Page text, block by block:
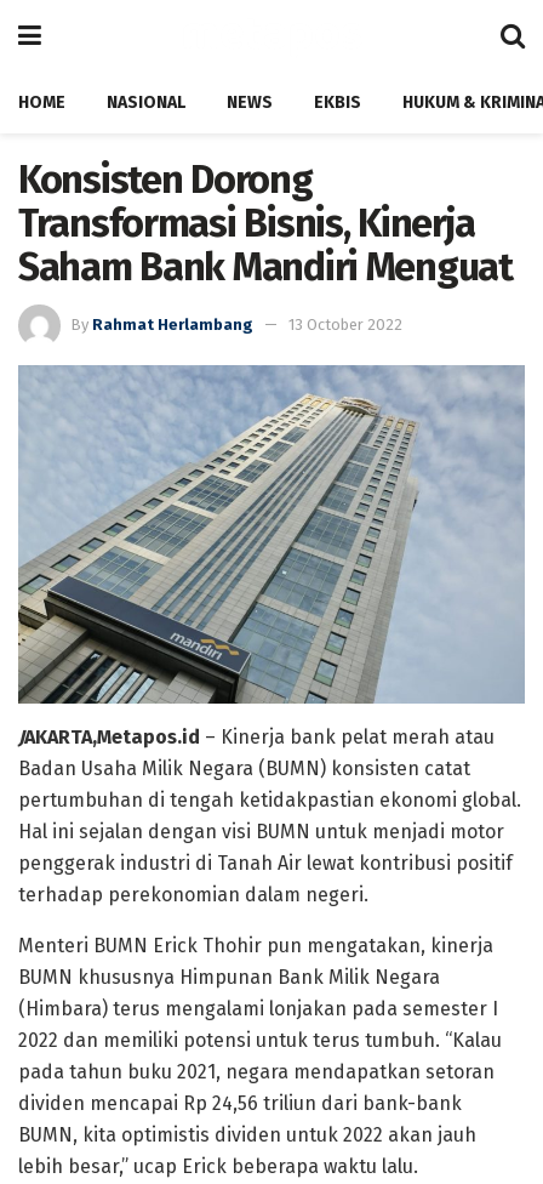
HOME NASIONAL NEWS EKBIS HUKUM &
Konsisten Dorong
Transformasi Bisnis, Kinerja
Saham Bank Mandiri Menguat
By Rahmat Herlambang 13 October 2022
JAKARTA,Metapos.id – Kinerja bank pelat merah atau
Badan Usaha Milik Negara (BUMN) konsisten catat
pertumbuhan di tengah ketidakpastian ekonomi global.
Hal ini sejalan dengan visi BUMN untuk menjadi motor
penggerak industri di Tanah Air lewat kontribusi positif
terhadap perekonomian dalam negeri.
Menteri BUMN Erick Thohir pun mengatakan, kinerja
BUMN khususnya Himpunan Bank Milik Negara
(Himbara) terus mengalami lonjakan pada semester I
2022 dan memiliki potensi untuk terus tumbuh. “Kalau
pada tahun buku 2021, negara mendapatkan setoran
dividen mencapai Rp 24,56 triliun dari bank-bank
BUMN, kita optimistis dividen untuk 2022 akan jauh
lebih besar,” ucap Erick beberapa waktu lalu.